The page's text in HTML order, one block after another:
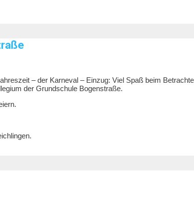
– der Karneval – Einzug: Viel Spaß beim
der Grundschule Bogenstraße.